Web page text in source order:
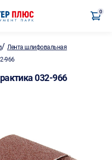
0
/Лента шлифовальная
966
032-966